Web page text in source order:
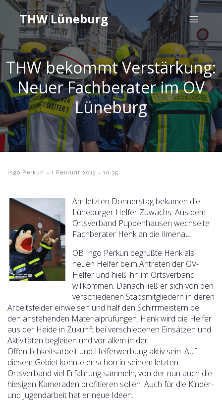
THW Lüneburg
THW bekommt Verstärkung:
Neuer Fachberater im OV
Lüneburg
Ingo Perkun - 1 Februar 2013 - 10:35
Am letzten Donnerstag bekamen die
Lüneburger Helfer Zuwachs. Aus dem
Ortsverband Puppenhausen wechselte
Fachberater Henk an die Ilmenau.
OB Ingo Perkun begrüßte Henk als
neuen Helfer beim Antreten der OV-
Helfer und hieß ihn im Ortsverband
willkommen. Danach ließ er sich von den
verschiedenen Stabsmitgliedern in deren
Arbeitsfelder einweisen und half den Schirrmeistern bei
den anstehenden Materialprüfungen. Henk wird die Helfer
aus der Heide in Zukunft bei verschiedenen Einsätzen und
Aktivitäten begleiten und vor allem in der
Öffentlichkeitsarbeit und Helferwerbung aktiv sein. Auf
diesem Gebiet konnte er schon in seinem letzten
Ortsverband viel Erfahrung sammeln, von der nun auch die
hiesigen Kameraden profitieren sollen. Auch für die Kinder-
und Jugendarbeit hat er neue Ideen.